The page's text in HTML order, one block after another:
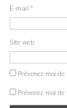
E-mail *
Site web
Prévenez-moi
Prévenez-moi